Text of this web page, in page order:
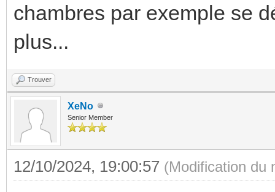
chambres par exemple se
plus...
Trouver
XeNo
Senior Member
12/10/2024, 19:00:57 (Modification du